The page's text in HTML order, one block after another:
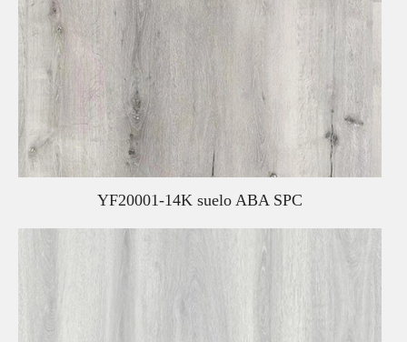
YF20001-14K suelo ABA SPC